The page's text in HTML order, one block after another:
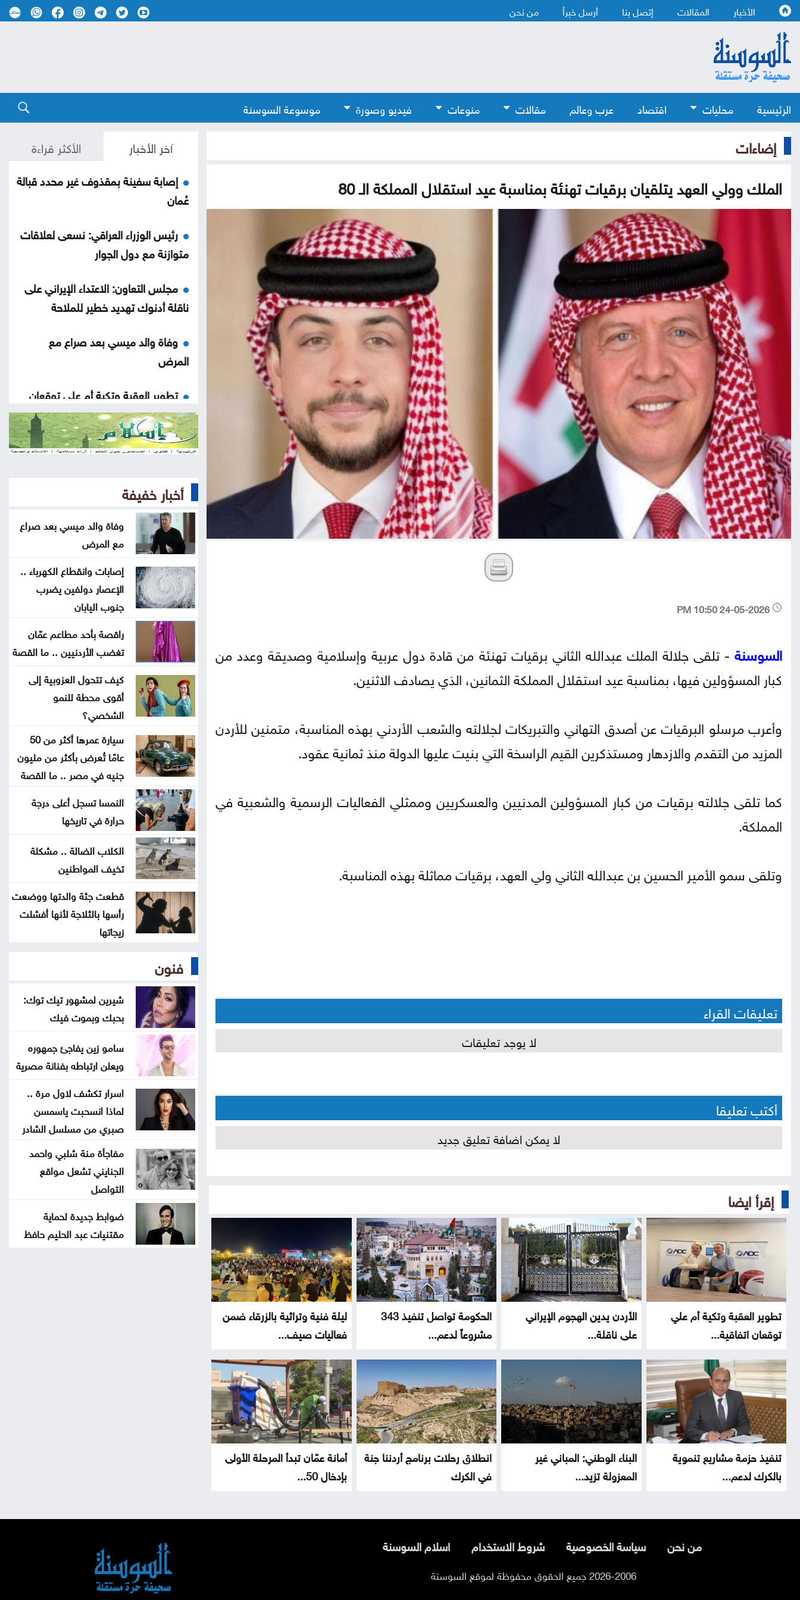
الأخبار المقالات إتصل بنا أرسل خبراً من نحن
الرئيسية محليات اقتصاد عرب وعالم مقالات منوعات فيديو وصورة موسوعة السوسنة
إضاءات
الملك وولي العهد يتلقيان برقيات تهنئة بمناسبة عيد استقلال المملكة الـ 80
السوسنة - تلقى جلالة الملك عبدﷲ الثاني برقيات تهنئة من قادة دول عربية وإسلامية وصديقة وعدد من
كبار المسؤولين فيها، بمناسبة عيد استقلال المملكة الثمانين، الذي يصادف الاثنين.
وأعرب مرسلو البرقيات عن أصدق التهاني والتبريكات لجلالته والشعب الأردني بهذه المناسبة، متمنين للأردن
المزيد من التقدم والازدهار ومستذكرين القيم الراسخة التي بنيت عليها الدولة منذ ثمانية عقود.
كما تلقى جلالته برقيات من كبار المسؤولين المدنيين والعسكريين وممثلي الفعاليات الرسمية والشعبية في
المملكة.
وتلقى سمو الأمير الحسين بن عبدﷲ الثاني ولي العهد، برقيات مماثلة بهذه المناسبة.
تعليقات القراء
لا يوجد تعليقات
أكتب تعليقا
لا يمكن اضافة تعليق جديد
إقرأ ايضا
تطوير العقبة وتكية أم علي
توقعان اتفاقية...
الأردن يدين الهجوم الإيراني
على ناقلة...
الحكومة تواصل تنفيذ 343
مشروعاً لدعم...
ليلة فنية وتراثية بالزرقاء ضمن
فعاليات صيف...
تنفيذ حزمة مشاريع تنموية
بالكرك لدعم...
البناء الوطني: المباني غير
المعزولة تزيد...
انطلاق رحلات برنامج أردننا جنة
في الكرك
أمانة عمّان تبدأ المرحلة الأولى
بإدخال 50...
آخر الأخبار الأكثر قراءة
إصابة سفينة بمقذوف غير محدد قبالة
عُمان
رئيس الوزراء العراقي: نسعى لعلاقات
متوازنة مع دول الجوار
مجلس التعاون: الاعتداء الإيراني على
ناقلة أدنوك تهديد خطير للملاحة
وفاة والد ميسي بعد صراع مع
المرض
تطوير العقبة وتكية أم علي توقعان
اتفاقية لدعم الأسر المحتاجة
متعافٍ من الكريستال يحذر: الإدمان
مجلس الأمن يعقد جلسة بشأن
الضفة الغربية الثلاثاء
الترخيص المتنقل المسائي للمركبات
في برقش الأحد
الحكومة تعلن بدء أعمال تصميم
تلفريك عمّان
الأردن يدين الهجوم الإيراني على ناقلة
إماراتية في هرمز
حماس تؤكد استعدادها لتنفيذ اتفاق
غزة شرط التزام إسرائيل به
الحكومة تواصل تنفيذ 343 مشروعاً
لدعم التحديث الاقتصادي
فشل أمريكا وحلف مكة الجديد
عراقجي: اتفاق وشيك مع عُمان لفتح
مسار ملاحي جديد عبر هرمز
العراق يناقش مع إيران ترتيبات تصدير
النفط
أخبار خفيفة
وفاة والد ميسي بعد صراع
مع المرض
إصابات وانقطاع الكهرباء ..
الإعصار دولفين يضرب
جنوب اليابان
راقصة بأحد مطاعم عمّان
تغضب الأردنيين .. ما القصة
كيف تتحول العزوبية إلى
أقوى محطة للنمو
الشخصي؟
سيارة عمرها أكثر من 50
عامًا تُعرض بأكثر من مليون
جنيه في مصر .. ما القصة
النمسا تسجل أعلى درجة
حرارة في تاريخها
الكلاب الضالة .. مشكلة
تخيف المواطنين
قطعت جثة والدتها ووضعت
رأسها بالثلاجة لأنها أفشلت
زيجاتها
فنون
شيرين لمشهور تيك توك:
بحبك وبموت فيك
سامو زين يفاجئ جمهوره
ويعلن ارتباطه بفنانة مصرية
اسرار تكشف لاول مرة ..
لماذا انسحبت ياسمسن
صبري من مسلسل الشادر
مفاجأة منة شلبي واحمد
الجنايني تشعل مواقع
التواصل
ضوابط جديدة لحماية
مقتنيات عبد الحليم حافظ
من نحن سياسة الخصوصية شروط الاستخدام اسلام السوسنة
2026-2006 جميع الحقوق محفوظة لموقع السوسنة